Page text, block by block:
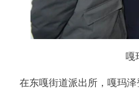
嘎玛
在东嘎街道派出所，嘎玛泽